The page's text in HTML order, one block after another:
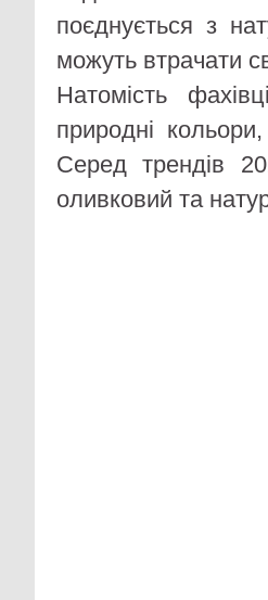
поєднується з
можуть втрачати
Натомість
природні
Серед трендів
оливковий та